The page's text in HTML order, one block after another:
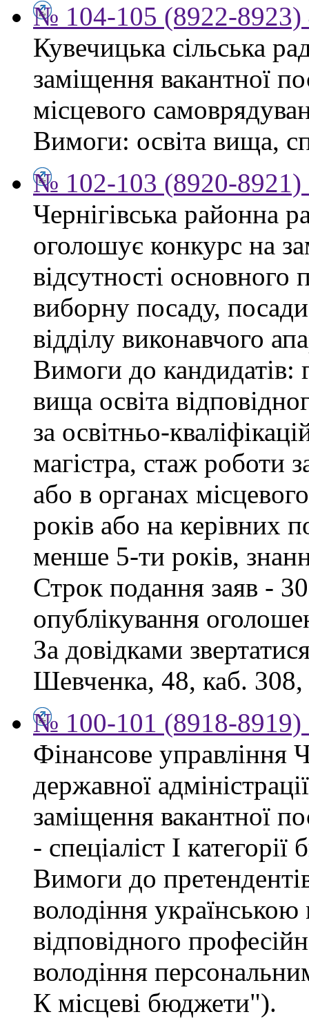
№ 104-105 (8922-8923)
Кувечицька сільська
заміщення вакантної
місцевого
Вимоги: освіта вища,
№ 102-103 (8920-8921)
Чернігівська районна
оголошує конкурс на
відсутності основного
виборну посаду,
відділу виконавчого
Вимоги до кандидатів:
вища освіта
за освітньо-
магістра, стаж роботи
або в органах
років або на керівних
менше 5-ти років,
Строк подання заяв -
опублікування
За довідками
Шевченка, 48, каб.
№ 100-101 (8918-8919)
Фінансове управління
державної
заміщення вакантної
- спеціаліст І
Вимоги до
володіння
відповідного
володіння
К місцеві бюджети").